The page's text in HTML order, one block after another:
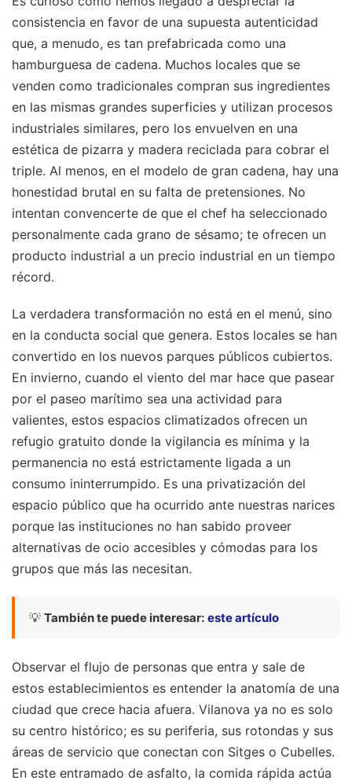
consistencia en favor de una supuesta autenticidad
que, a menudo, es tan prefabricada como una
hamburguesa de cadena. Muchos locales que se
venden como tradicionales compran sus ingredientes
en las mismas grandes superficies y utilizan procesos
industriales similares, pero los envuelven en una
estética de pizarra y madera reciclada para cobrar el
triple. Al menos, en el modelo de gran cadena, hay una
honestidad brutal en su falta de pretensiones. No
intentan convencerte de que el chef ha seleccionado
personalmente cada grano de sésamo; te ofrecen un
producto industrial a un precio industrial en un tiempo
récord.
La verdadera transformación no está en el menú, sino
en la conducta social que genera. Estos locales se han
convertido en los nuevos parques públicos cubiertos.
En invierno, cuando el viento del mar hace que pasear
por el paseo marítimo sea una actividad para
valientes, estos espacios climatizados ofrecen un
refugio gratuito donde la vigilancia es mínima y la
permanencia no está estrictamente ligada a un
consumo ininterrumpido. Es una privatización del
espacio público que ha ocurrido ante nuestras narices
porque las instituciones no han sabido proveer
alternativas de ocio accesibles y cómodas para los
grupos que más las necesitan.
💡 También te puede interesar: este artículo
Observar el flujo de personas que entra y sale de
estos establecimientos es entender la anatomía de una
ciudad que crece hacia afuera. Vilanova ya no es solo
su centro histórico; es su periferia, sus rotondas y sus
áreas de servicio que conectan con Sitges o Cubelles.
En este entramado de asfalto, la comida rápida actúa